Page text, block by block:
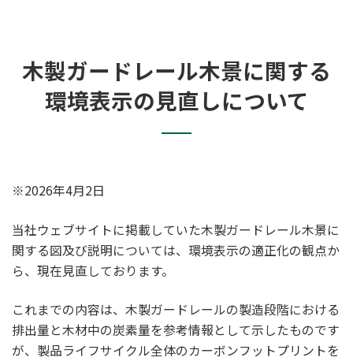
木製ガードレール木景に関する
環境表示の見直しについて
※2026年4月2日
当社ウェブサイトに掲載していた木製ガードレール木景に
関する図及び説明については、環境表示の適正化の観点か
ら、現在見直しております。
これまでの内容は、木製ガードレールの製造段階における
排出量と木材中の炭素量を参考情報として示したものです
が、製品ライフサイクル全体のカーボンフットプリントを